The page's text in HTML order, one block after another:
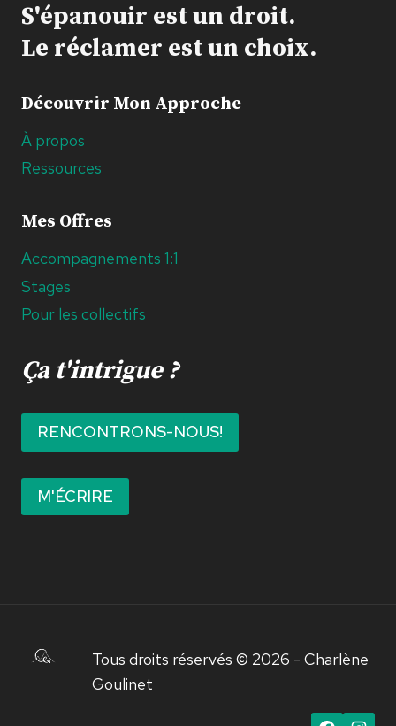
RACINES
L’AMOUR
S'épanouir est un droit.
Le réclamer est un choix.
Découvrir Mon Approche
À propos
Ressources
Mes Offres
Accompagnements 1:1
Stages
Pour les collectifs
Ça t'intrigue ?
RENCONTRONS-NOUS!
M'ÉCRIRE
Tous droits réservés © 2026 - Charlène
Goulinet